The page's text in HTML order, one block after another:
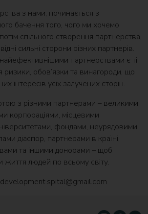
з нами, починається з
бачення того, чого ми хочемо
спільного створення партнерства,
сильні сторони різних партнерів.
партнерствами є ті,
ризики, обов’язки та винагороди, що
інтересів усіх залучених сторін.
з різними партнерами – великими
корпораціями, місцевими
фондами, неурядовими
діаспор, партнерами в країні,
та іншими донорами – щоб
життя людей по всьому світу.
development.spital@gmail.com